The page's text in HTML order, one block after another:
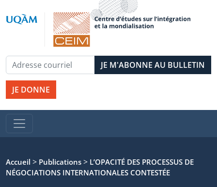
JE DONNE
Accueil > Publications > L’OPACITÉ DES PROCESSUS DE
NÉGOCIATIONS INTERNATIONALES CONTESTÉE